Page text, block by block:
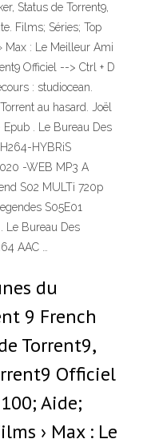
Status de Torrent9,
Films; Séries; Top
Max : Le Meilleur Ami
Officiel --> Ctrl + D
: studiocean.
au hasard. Joël
. Le Bureau Des
HYBRiS
-WEB MP3 A
S02 MULTi 720p
S05E01
Le Bureau Des
AAC …
du
9 French
Torrent9,
Officiel
Aide;
› Max : Le